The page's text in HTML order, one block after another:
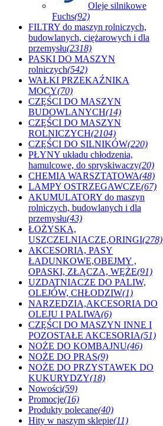
Oleje silnikowe
Fuchs(92)
FILTRY do maszyn rolniczych,
budowlanych, ciężarowych i dla
przemysłu(2318)
PASKI DO MASZYN
rolniczych(542)
WAŁKI PRZEKAŹNIKA
MOCY(70)
CZĘŚCI DO MASZYN
BUDOWLANYCH(14)
CZĘŚCI DO MASZYN
ROLNICZYCH(2104)
CZĘŚCI DO SILNIKÓW(220)
PŁYNY układu chłodzenia,
hamulcowe, do spryskiwaczy(20)
CHEMIA WARSZTATOWA(48)
LAMPY OSTRZEGAWCZE(67)
AKUMULATORY do maszyn
rolniczych, budowlanych i dla
przemysłu(43)
ŁOŻYSKA,
USZCZELNIACZE,ORINGI(278)
AKCESORIA, PASY
ŁADUNKOWE,OBEJMY ,
OPASKI, ZŁĄCZA, WĘŻE(91)
UZDATNIACZE DO PALIW,
OLEJÓW, CHŁODZIW(1)
NARZEDZIA,AKCESORIA DO
OLEJU I PALIWA(6)
CZĘŚCI DO MASZYN INNE I
POZOSTAŁE AKCESORIA(51)
NOŻE DO KOMBAJNU(46)
NOŻE DO PRAS(9)
NOŻE DO PRZYSTAWEK DO
KUKURYDZY(18)
Nowości(59)
Promocje(16)
Produkty polecane(40)
Hity w naszym sklepie(11)